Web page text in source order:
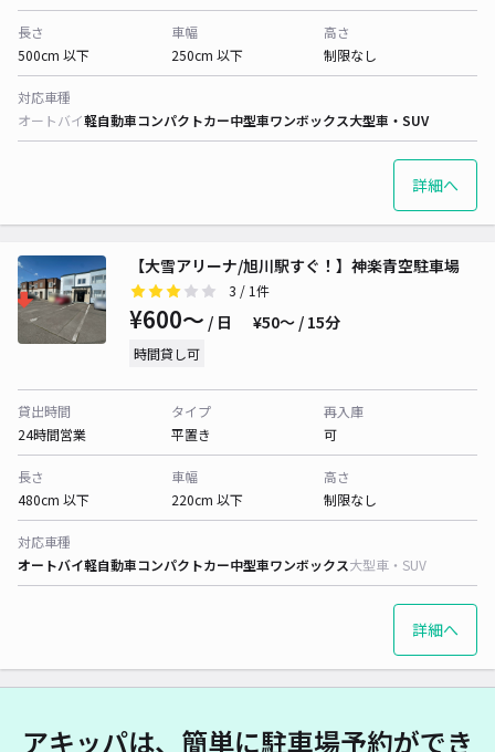
長さ
500cm 以下
車幅
250cm 以下
高さ
制限なし
対応車種
オートバイ軽自動車コンパクトカー中型車ワンボックス大型車・SUV
詳細へ
【大雪アリーナ/旭川駅すぐ！】神楽青空駐車場
3 / 1件
¥600〜 / 日 ¥50〜 / 15分
時間貸し可
貸出時間
24時間営業
タイプ
平置き
再入庫
可
長さ
480cm 以下
車幅
220cm 以下
高さ
制限なし
対応車種
オートバイ軽自動車コンパクトカー中型車ワンボックス大型車・SUV
詳細へ
アキッパは、簡単に駐車場予約ができ